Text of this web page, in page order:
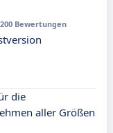
Bewertungen
die
aller Größen